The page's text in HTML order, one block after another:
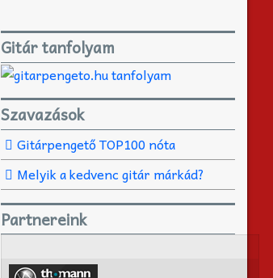
Gitár tanfolyam
Szavazások
Gitárpengető TOP100 nóta
Melyik a kedvenc gitár márkád?
Partnereink